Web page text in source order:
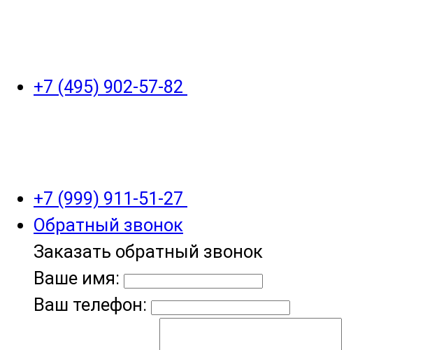
+7 (495) 902-57-82
+7 (999) 911-51-27
Обратный звонок
Заказать обратный звонок
Ваше имя:
Ваш телефон: